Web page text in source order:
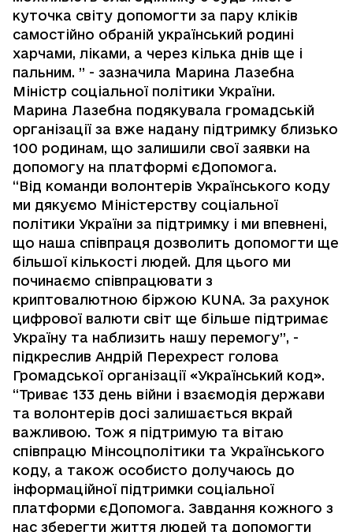
куточка світу допомогти за пару кліків
самостійно обраній український родині
харчами, ліками, а через кілька днів ще і
пальним. ” - зазначила Марина Лазебна
Міністр соціальної політики України.
Марина Лазебна подякувала громадській
організації за вже надану підтримку близько
100 родинам, що залишили свої заявки на
допомогу на платформі єДопомога.
“Від команди волонтерів Українського коду
ми дякуємо Міністерству соціальної
політики України за підтримку і ми впевнені,
що наша співпраця дозволить допомогти ще
більшої кількості людей. Для цього ми
починаємо співпрацювати з
криптовалютною біржою KUNA. За рахунок
цифрової валюти світ ще більше підтримає
Україну та наблизить нашу перемогу”, -
підкреслив Андрій Перехрест голова
Громадської організації «Український код».
“Триває 133 день війни і взаємодія держави
та волонтерів досі залишається вкрай
важливою. Тож я підтримую та вітаю
співпрацю Мінсоцполітики та Українського
коду, а також особисто долучаюсь до
інформаційної підтримки соціальної
платформи єДопомога. Завдання кожного з
нас зберегти життя людей та допомогти